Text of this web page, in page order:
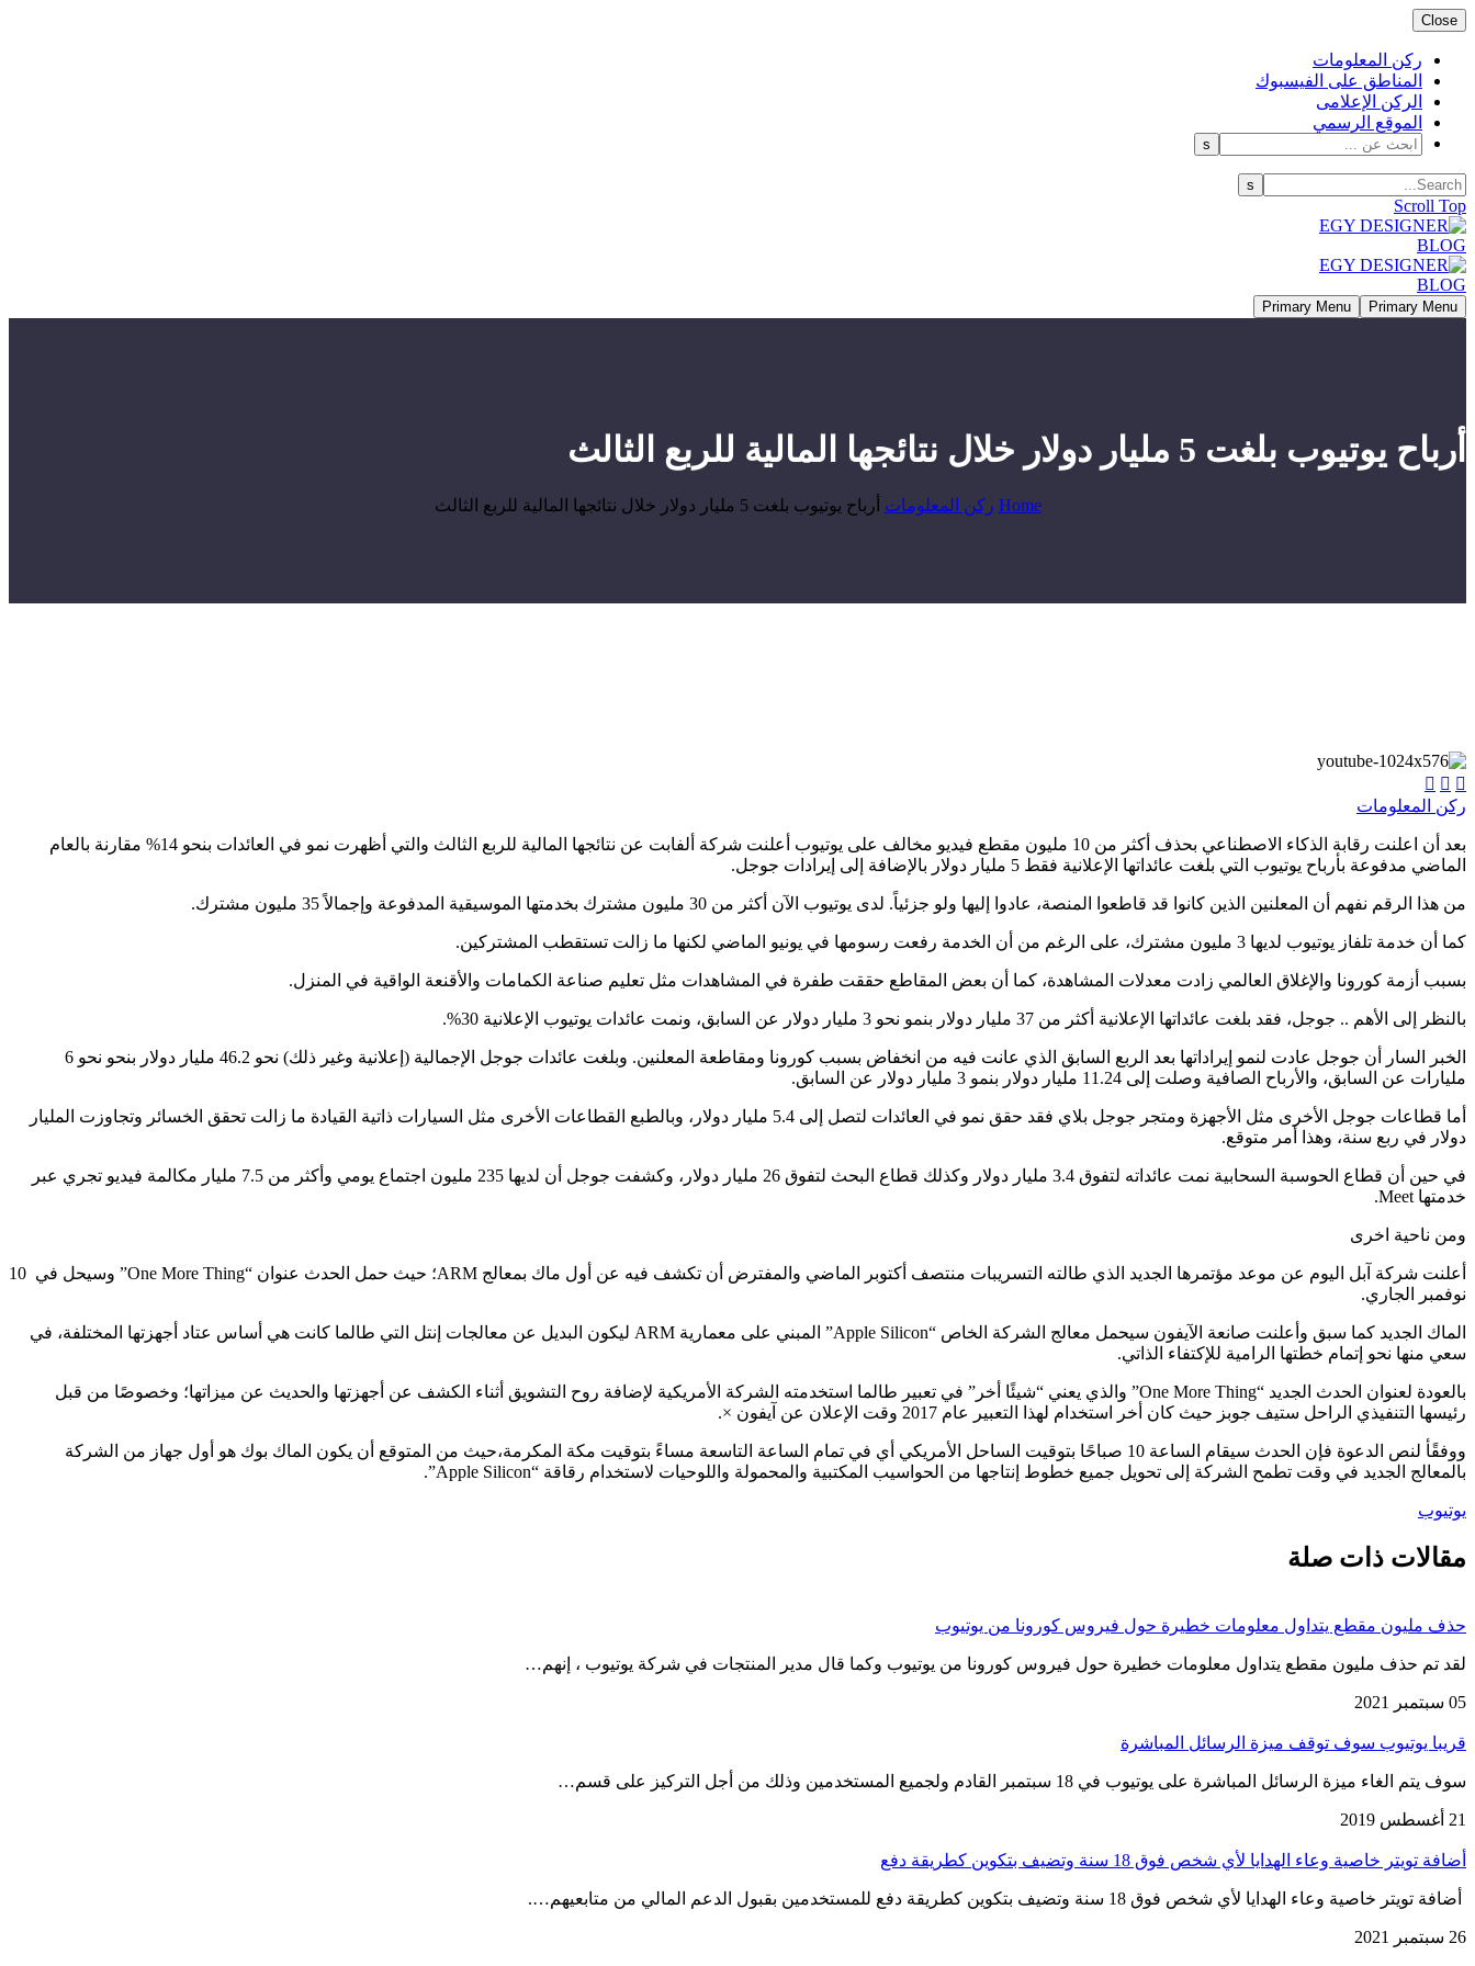
Close
ركن المعلومات
المناطق على الفيسبوك
الركن الإعلامى
الموقع الرسمي
Scroll Top
Primary Menu
Primary Menu
أرباح يوتيوب بلغت 5 مليار دولار خلال نتائجها المالية للربع الثالث
Home ركن المعلومات أرباح يوتيوب بلغت 5 مليار دولار خلال نتائجها المالية للربع الثالث
  
ركن المعلومات
بعد أن اعلنت رقابة الذكاء الاصطناعي بحذف أكثر من 10 مليون مقطع فيديو مخالف على يوتيوب أعلنت شركة ألفابت عن نتائجها المالية للربع الثالث والتي أظهرت نمو في العائدات بنحو 14% مقارنة بالعام
الماضي مدفوعة بأرباح يوتيوب التي بلغت عائداتها الإعلانية فقط 5 مليار دولار بالإضافة إلى إيرادات جوجل.
من هذا الرقم نفهم أن المعلنين الذين كانوا قد قاطعوا المنصة، عادوا إليها ولو جزئياً. لدى يوتيوب الآن أكثر من 30 مليون مشترك بخدمتها الموسيقية المدفوعة وإجمالاً 35 مليون مشترك.
كما أن خدمة تلفاز يوتيوب لديها 3 مليون مشترك، على الرغم من أن الخدمة رفعت رسومها في يونيو الماضي لكنها ما زالت تستقطب المشتركين.
بسبب أزمة كورونا والإغلاق العالمي زادت معدلات المشاهدة، كما أن بعض المقاطع حققت طفرة في المشاهدات مثل تعليم صناعة الكمامات والأقنعة الواقية في المنزل.
بالنظر إلى الأهم .. جوجل، فقد بلغت عائداتها الإعلانية أكثر من 37 مليار دولار بنمو نحو 3 مليار دولار عن السابق، ونمت عائدات يوتيوب الإعلانية 30%.
الخبر السار أن جوجل عادت لنمو إيراداتها بعد الربع السابق الذي عانت فيه من انخفاض بسبب كورونا ومقاطعة المعلنين. وبلغت عائدات جوجل الإجمالية (إعلانية وغير ذلك) نحو 46.2 مليار دولار بنحو نحو 6
مليارات عن السابق، والأرباح الصافية وصلت إلى 11.24 مليار دولار بنمو 3 مليار دولار عن السابق.
أما قطاعات جوجل الأخرى مثل الأجهزة ومتجر جوجل بلاي فقد حقق نمو في العائدات لتصل إلى 5.4 مليار دولار، وبالطبع القطاعات الأخرى مثل السيارات ذاتية القيادة ما زالت تحقق الخسائر وتجاوزت المليار
دولار في ربع سنة، وهذا أمر متوقع.
في حين أن قطاع الحوسبة السحابية نمت عائداته لتفوق 3.4 مليار دولار وكذلك قطاع البحث لتفوق 26 مليار دولار، وكشفت جوجل أن لديها 235 مليون اجتماع يومي وأكثر من 7.5 مليار مكالمة فيديو تجري عبر
خدمتها Meet.
ومن ناحية اخرى
أعلنت شركة آبل اليوم عن موعد مؤتمرها الجديد الذي طالته التسريبات منتصف أكتوبر الماضي والمفترض أن تكشف فيه عن أول ماك بمعالج ARM؛ حيث حمل الحدث عنوان “One More Thing” وسيحل في 10
نوفمبر الجاري.
الماك الجديد كما سبق وأعلنت صانعة الآيفون سيحمل معالج الشركة الخاص “Apple Silicon” المبني على معمارية ARM ليكون البديل عن معالجات إنتل التي طالما كانت هي أساس عتاد أجهزتها المختلفة، في
سعي منها نحو إتمام خطتها الرامية للإكتفاء الذاتي.
بالعودة لعنوان الحدث الجديد “One More Thing” والذي يعني “شيئًا أخر” في تعبير طالما استخدمته الشركة الأمريكية لإضافة روح التشويق أثناء الكشف عن أجهزتها والحديث عن ميزاتها؛ وخصوصًا من قبل
رئيسها التنفيذي الراحل ستيف جوبز حيث كان أخر استخدام لهذا التعبير عام 2017 وقت الإعلان عن آيفون ×.
ووفقًأ لنص الدعوة فإن الحدث سيقام الساعة 10 صباحًا بتوقيت الساحل الأمريكي أي في تمام الساعة التاسعة مساءً بتوقيت مكة المكرمة،حيث من المتوقع أن يكون الماك بوك هو أول جهاز من الشركة
بالمعالج الجديد في وقت تطمح الشركة إلى تحويل جميع خطوط إنتاجها من الحواسيب المكتبية والمحمولة واللوحيات لاستخدام رقاقة “Apple Silicon”.
يوتيوب
مقالات ذات صلة
حذف مليون مقطع يتداول معلومات خطيرة حول فيروس كورونا من يوتيوب
لقد تم حذف مليون مقطع يتداول معلومات خطيرة حول فيروس كورونا من يوتيوب وكما قال مدير المنتجات في شركة يوتيوب ، إنهم…
05 سبتمبر 2021
قريبا يوتيوب سوف توقف ميزة الرسائل المباشرة
سوف يتم الغاء ميزة الرسائل المباشرة على يوتيوب في 18 سبتمبر القادم ولجميع المستخدمين وذلك من أجل التركيز على قسم…
21 أغسطس 2019
أضافة تويتر خاصية وعاء الهدايا لأي شخص فوق 18 سنة وتضيف بتكوين كطريقة دفع
أضافة تويتر خاصية وعاء الهدايا لأي شخص فوق 18 سنة وتضيف بتكوين كطريقة دفع للمستخدمين بقبول الدعم المالي من متابعيهم….
26 سبتمبر 2021